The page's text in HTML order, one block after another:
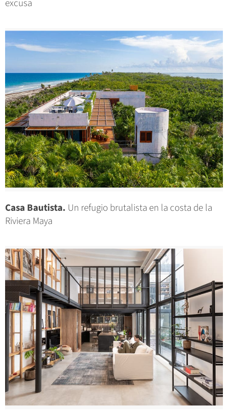
excusa
Casa Bautista. Un refugio brutalista en la costa de la
Riviera Maya